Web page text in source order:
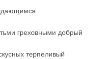
греховными добрый
терпеливый